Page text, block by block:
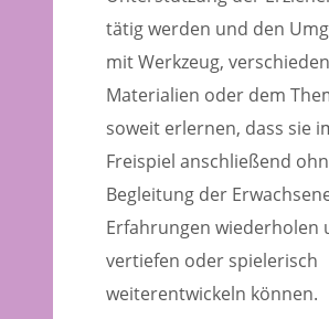
tätig werden und den
mit Werkzeug,
Materialien oder dem
soweit erlernen, dass sie
Freispiel anschließend
Begleitung der
Erfahrungen wiederholen
vertiefen oder spielerisch
weiterentwickeln können.